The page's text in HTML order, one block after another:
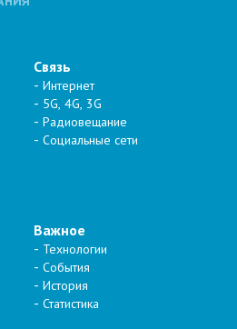
Связь
Интернет
5G, 4G, 3G
Радиовещание
Социальные сети
Важное
Технологии
События
История
Статистика